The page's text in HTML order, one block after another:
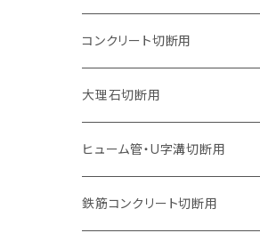
セグメントタイプ
205mm（8インチ）
セグメントタイプ
230mm（9インチ）
セグメントタイプ
305mm（12インチ）
セグメント
355mm（14インチ）
ウェーブタイプ
セグメントタイプ
ウェーブタイプ
180mm（7インチ）
セグメントタイプ
ウェーブタイプ
205mm（8インチ）
セグメントタイプ
ウェーブタイプ
230mm（9インチ）
セグメントタイプ
255mm（10インチ）
ウェーブタイプ
セグメントタイプ
ウェーブタイプ
150mm（6インチ）
セグメントタイプ
ウェーブタイプ
180mm（7インチ）
セグメントタイプ
ウェーブタイプ
205mm（8インチ）
セグメントタイプ
230mm（9インチ）
セグメントタイプ
セグメントタイプ（ビス穴付き
125mm（5インチ）
セグメントタイプ
セグメントタイプ（ビス穴付き
150mm（6インチ）
セグメントタイプ
180mm（7インチ）
セグメントタイプ
205mm（8インチ）
105mm（4インチ）
セグメントタイプ
セグメントタイプ（ビス穴付き
125mm（5インチ）
セグメントタイプ
セグメントタイプ（ビス穴付き
150mm（6インチ）
セグメントタイプ
180mm（7インチ）
コンクリート切断用
105mm（4インチ）
セグメントタイプ
ウェーブタイプ
125mm（5インチ）
セグメントタイプ
150mm（6インチ）
大理石切断用
125mm（5インチ）
ヒューム管・U字溝切断用
105mm（4インチ）
鉄筋コンクリート切断用